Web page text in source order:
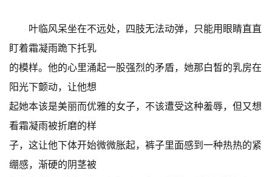
叶临风呆坐在不远处，四肢无法动弹，只能用眼睛直直
盯着霜凝雨跪下托乳
的模样。他的心里涌起一股强烈的矛盾，她那白皙的乳房在
阳光下颤动，让他想
起她本该是美丽而优雅的女子，不该遭受这种羞辱，但又想
看霜凝雨被折磨的样
子，这让他下体开始微微胀起，裤子里面感到一种热热的紧
绷感，渐硬的阴茎被